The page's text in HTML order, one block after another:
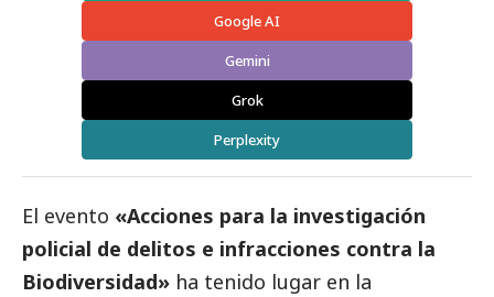
Google AI
Gemini
Grok
Perplexity
El evento «Acciones para la investigación
policial de delitos e infracciones contra la
Biodiversidad» ha tenido lugar en la